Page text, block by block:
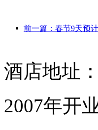
前一篇：春节9天预
酒店地址
2007年开